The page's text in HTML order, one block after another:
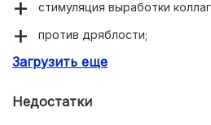
стимуляция выработки
против дряблости;
отличное увлажнение.
Загрузить еще
Недостатки